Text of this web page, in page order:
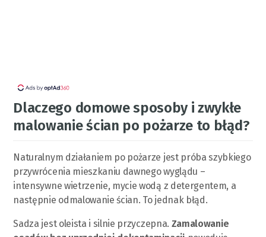
Dlaczego domowe sposoby i zwykłe
malowanie ścian po pożarze to błąd?
Naturalnym działaniem po pożarze jest próba szybkiego
przywrócenia mieszkaniu dawnego wyglądu –
intensywne wietrzenie, mycie wodą z detergentem, a
następnie odmalowanie ścian. To jednak błąd.
Sadza jest oleista i silnie przyczepna. Zamalowanie